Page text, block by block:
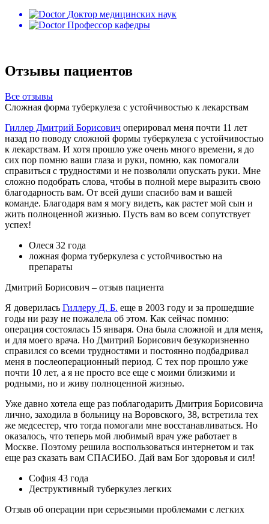
Доктор медицинских наук
Профессор кафедры
Отзывы пациентов
Все отзывы
Cложная форма туберкулеза с устойчивостью к лекарствам
Гиллер Дмитрий Борисович оперировал меня почти 11 лет
назад по поводу сложной формы туберкулеза с устойчивостью
к лекарствам. И хотя прошло уже очень много времени, я до
сих пор помню ваши глаза и руки, помню, как помогали
справиться с трудностями и не позволяли опускать руки. Мне
сложно подобрать слова, чтобы в полной мере выразить свою
благодарность вам. От всей души спасибо вам и вашей
команде. Благодаря вам я могу видеть, как растет мой сын и
жить полноценной жизнью. Пусть вам во всем сопутствует
успех!
Олеся 32 года
ложная форма туберкулеза с устойчивостью на
препараты
Дмитрий Борисович – отзыв пациента
Я доверилась Гиллеру Д. Б. еще в 2003 году и за прошедшие
годы ни разу не пожалела об этом. Как сейчас помню:
операция состоялась 15 января. Она была сложной и для меня,
и для моего врача. Но Дмитрий Борисович безукоризненно
справился со всеми трудностями и постоянно подбадривал
меня в послеоперационный период. С тех пор прошло уже
почти 10 лет, а я не просто все еще с моими близкими и
родными, но и живу полноценной жизнью.
Уже давно хотела еще раз поблагодарить Дмитрия Борисовича
лично, заходила в больницу на Воровского, 38, встретила тех
же медсестер, что тогда помогали мне восстанавливаться. Но
оказалось, что теперь мой любимый врач уже работает в
Москве. Поэтому решила воспользоваться интернетом и так
еще раз сказать вам СПАСИБО. Дай вам Бог здоровья и сил!
София 43 года
Деструктивный туберкулез легких
Отзыв об операции при серьезными проблемами с легких